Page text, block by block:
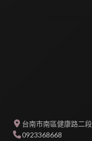
台南市南區健康路二
0923368668